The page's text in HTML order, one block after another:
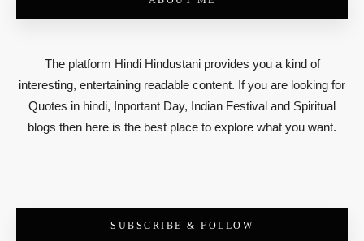
The platform Hindi Hindustani provides you a kind of
interesting, entertaining readable content. If you are looking for
Quotes in hindi, Inportant Day, Indian Festival and Spiritual
blogs then here is the best place to explore what you want.
SUBSCRIBE & FOLLOW